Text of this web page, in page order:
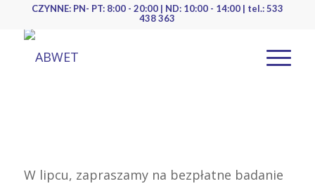
CZYNNE: PN- PT: 8:00 - 20:00 | ND: 10:00 - 14:00 | tel.: 533
438 363
W lipcu, zapraszamy na bezpłatne badanie